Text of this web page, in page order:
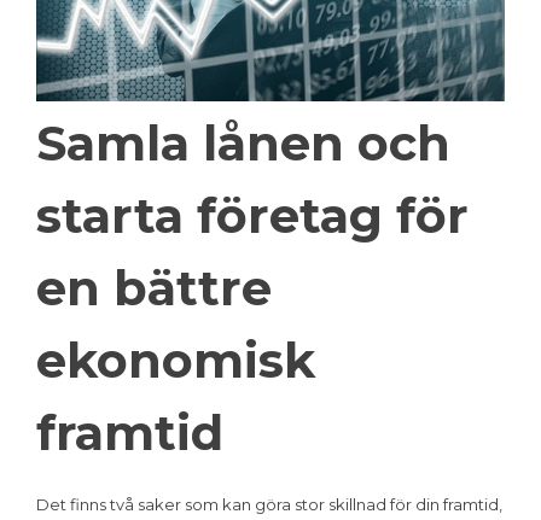
Samla lånen och
starta företag för
en bättre
ekonomisk
framtid
Det finns två saker som kan göra stor skillnad för din framtid,